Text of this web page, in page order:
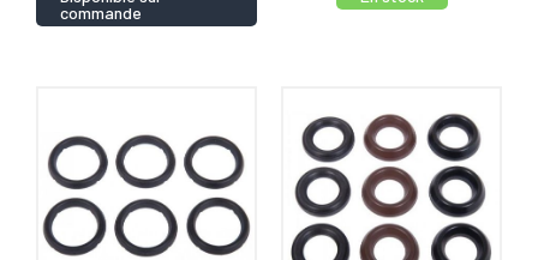
commande